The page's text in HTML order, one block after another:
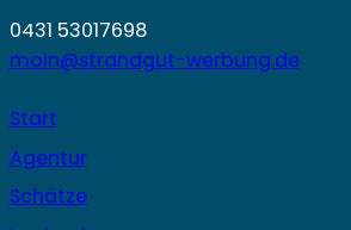
0431 53017698
moin@strandgut-werbung.de
Start
Agentur
Schätze